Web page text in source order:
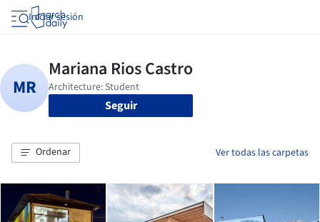
Iniciar sesión
Seguir
Ordenar Ver todas las carpetas